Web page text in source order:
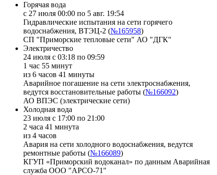
Горячая вода
с 27 июля 00:00 по 5 авг. 19:54
Гидравлические испытания на сети горячего
водоснабжения, ВТЭЦ-2 (№165958)
СП "Приморские тепловые сети" АО "ДГК"
Электричество
24 июля с 03:18 по 09:59
1 час 55 минут
из 6 часов 41 минуты
Аварийное погашение на сети электроснабжения,
ведутся восстановительные работы (№166092)
АО ВПЭС (электрические сети)
Холодная вода
23 июля с 17:00 по 21:00
2 часа 41 минута
из 4 часов
Авария на сети холодного водоснабжения, ведутся
ремонтные работы (№166089)
КГУП «Приморский водоканал» по данным Аварийная
служба ООО "АРСО-71"